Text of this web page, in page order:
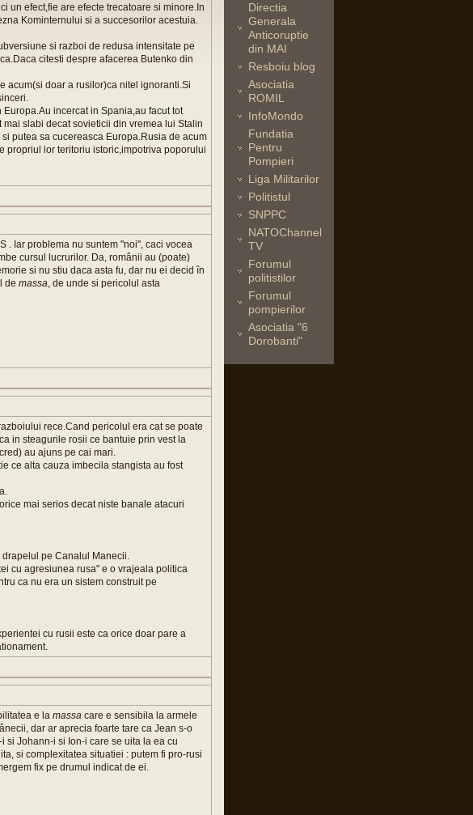
un efect,fie are efecte trecatoare si minore.In
Kominternului si a succesorilor acestuia.
si razboi de redusa intensitate pe
citesti despre afacerea Butenko din
acum(si doar a rusilor)ca nitel ignoranti.Si
incercat in Spania,au facut tot
slabi decat sovieticii din vremea lui Stalin
putea sa cucereasca Europa.Rusia de acum
propriul lor teritoriu istoric,impotriva poporului
. Iar problema nu suntem "noi", caci vocea
cursul lucrurilor. Da, românii au (poate)
si nu stiu daca asta fu, dar nu ei decid în
de massa, de unde si pericolul asta
rece.Cand pericolul era cat se poate
in steagurile rosii ce bantuie prin vest la
au ajuns pe cai mari.
ce alta cauza imbecila stangista au fost
mai serios decat niste banale atacuri
pe Canalul Manecii.
cu agresiunea rusa'' e o vrajeala politica
ca nu era un sistem construit pe
cu rusii este ca orice doar pare a
e la massa care e sensibila la armele
dar ar aprecia foarte tare ca Jean s-o
si Johann-i si Ion-i care se uita la ea cu
si complexitatea situatiei : putem fi pro-rusi
fix pe drumul indicat de ei.
Directia
Generala
Anticoruptie
din MAI
Resboiu blog
Asociatia
ROMIL
InfoMondo
Fundatia
Pentru
Pompieri
Liga Militarilor
Politistul
SNPPC
NATOChannel
TV
Forumul
politistilor
Forumul
pompierilor
Asociatia "6
Dorobanti"